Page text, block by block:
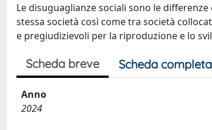
Le disuguaglianze sociali sono le
stessa società così come tra società
e pregiudizievoli per la riproduzione e lo
Scheda breve Scheda completa
Anno
2024